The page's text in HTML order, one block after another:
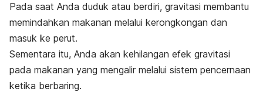
Pada saat Anda duduk atau berdiri, gravitasi membantu
memindahkan makanan melalui kerongkongan dan
masuk ke perut.
Sementara itu, Anda akan kehilangan efek gravitasi
pada makanan yang mengalir melalui sistem pencernaan
ketika berbaring.